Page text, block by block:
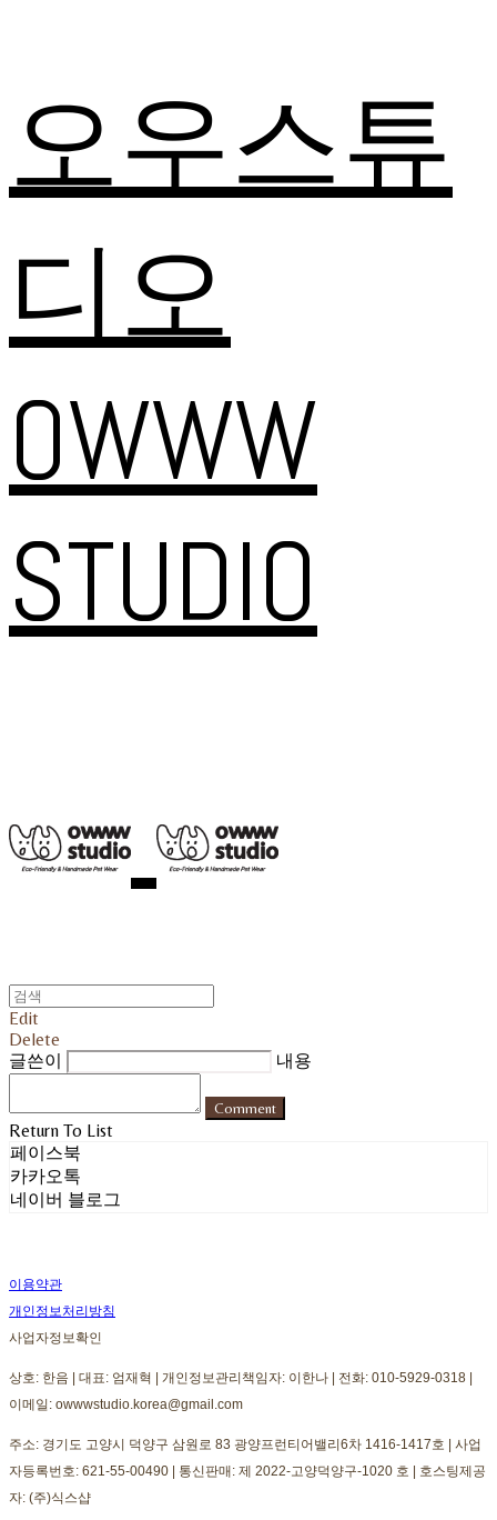
오우스튜
디오
OWWW
STUDIO
Edit
Delete
글쓴이
내용
Comment
Return To List
페이스북
카카오톡
네이버 블로그
이용약관
개인정보처리방침
사업자정보확인
상호: 한음 | 대표: 엄재혁 | 개인정보관리책임자: 이한나 | 전화: 010-5929-0318 |
이메일: owwwstudio.korea@gmail.com
주소: 경기도 고양시 덕양구 삼원로 83 광양프런티어밸리6차 1416-1417호 | 사업
자등록번호: 621-55-00490 | 통신판매: 제 2022-고양덕양구-1020 호 | 호스팅제공
자: (주)식스샵